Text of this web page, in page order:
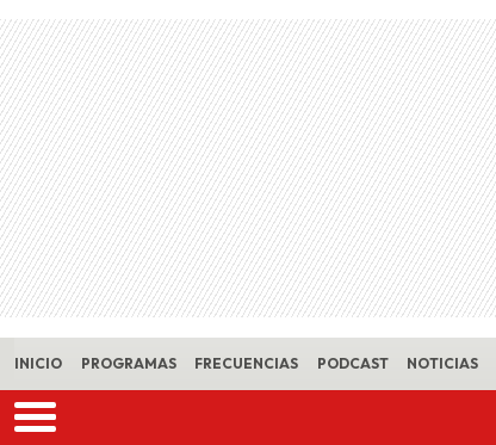
Skip to main content
INICIO PROGRAMAS FRECUENCIAS PODCAST NOTICIAS